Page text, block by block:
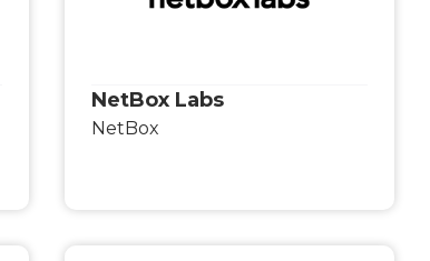
NetBox Labs
NetBox